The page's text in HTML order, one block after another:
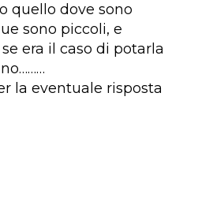
quello dove sono
sono piccoli, e
era il caso di potarla
la eventuale risposta